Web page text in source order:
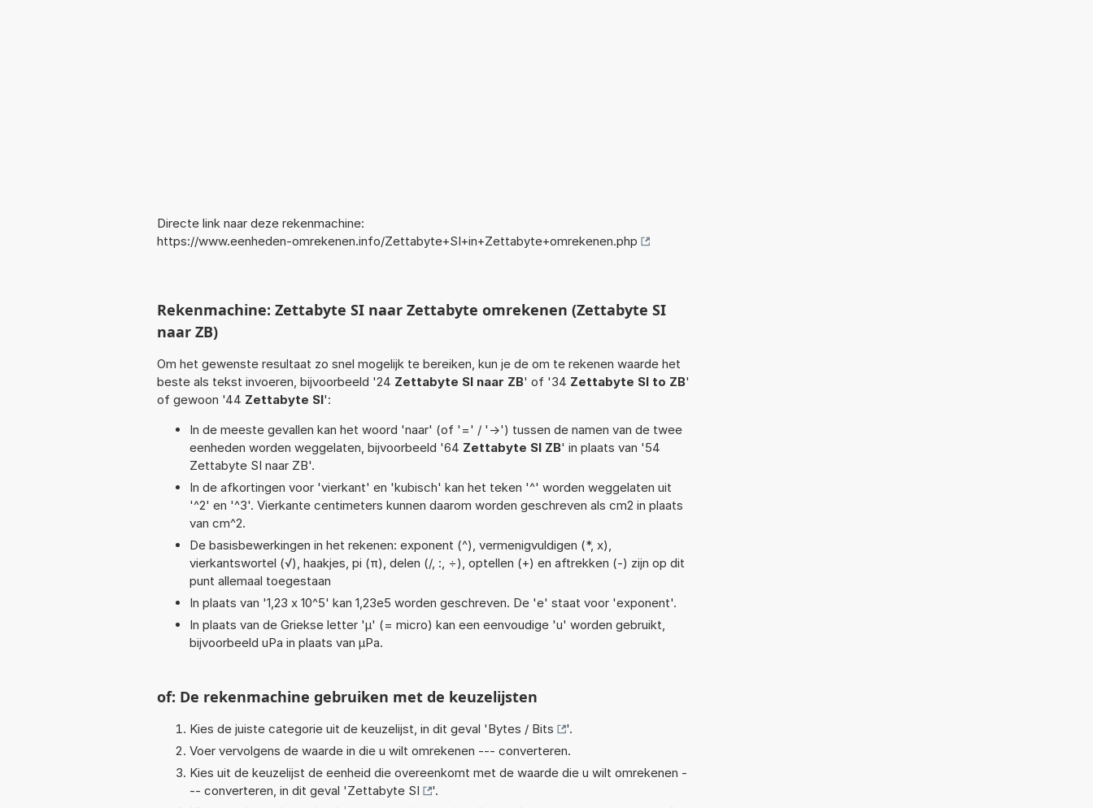
Directe link naar deze rekenmachine:
https://www.eenheden-omrekenen.info/Zettabyte+SI+in+Zettabyte+omrekenen.php
Rekenmachine: Zettabyte SI naar Zettabyte omrekenen (Zettabyte SI
naar ZB)
Om het gewenste resultaat zo snel mogelijk te bereiken, kun je de om te rekenen waarde het
beste als tekst invoeren, bijvoorbeeld '24 Zettabyte SI naar ZB' of '34 Zettabyte SI to ZB'
of gewoon '44 Zettabyte SI':
In de meeste gevallen kan het woord 'naar' (of '=' / '->') tussen de namen van de twee
eenheden worden weggelaten, bijvoorbeeld '64 Zettabyte SI ZB' in plaats van '54
Zettabyte SI naar ZB'.
In de afkortingen voor 'vierkant' en 'kubisch' kan het teken '^' worden weggelaten uit
'^2' en '^3'. Vierkante centimeters kunnen daarom worden geschreven als cm2 in plaats
van cm^2.
De basisbewerkingen in het rekenen: exponent (^), vermenigvuldigen (*, x),
vierkantswortel (√), haakjes, pi (π), delen (/, :, ÷), optellen (+) en aftrekken (-) zijn op dit
punt allemaal toegestaan
In plaats van '1,23 x 10^5' kan 1,23e5 worden geschreven. De 'e' staat voor 'exponent'.
In plaats van de Griekse letter 'µ' (= micro) kan een eenvoudige 'u' worden gebruikt,
bijvoorbeeld uPa in plaats van µPa.
of: De rekenmachine gebruiken met de keuzelijsten
Kies de juiste categorie uit de keuzelijst, in dit geval 'Bytes / Bits
'.
Voer vervolgens de waarde in die u wilt omrekenen --- converteren.
Kies uit de keuzelijst de eenheid die overeenkomt met de waarde die u wilt omrekenen -
-- converteren, in dit geval 'Zettabyte SI
'.